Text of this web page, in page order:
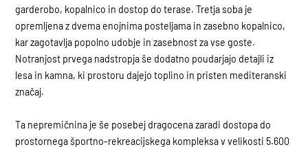
garderobo, kopalnico in dostop do terase. Tretja soba je
opremljena z dvema enojnima posteljama in zasebno kopalnico,
kar zagotavlja popolno udobje in zasebnost za vse goste.
Notranjost prvega nadstropja še dodatno poudarjajo detajli iz
lesa in kamna, ki prostoru dajejo toplino in pristen mediteranski
značaj.
Ta nepremičnina je še posebej dragocena zaradi dostopa do
prostornega športno-rekreacijskega kompleksa v velikosti 5.600